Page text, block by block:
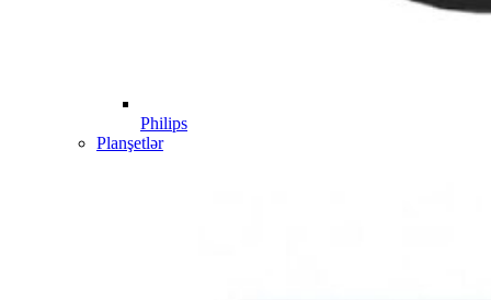
Philips
Planşetlər